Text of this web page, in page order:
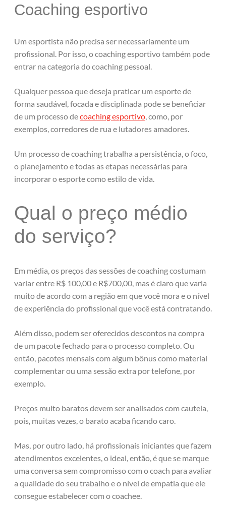
Coaching esportivo
Um esportista não precisa ser necessariamente um
profissional. Por isso, o coaching esportivo também pode
entrar na categoria do coaching pessoal.
Qualquer pessoa que deseja praticar um esporte de
forma saudável, focada e disciplinada pode se beneficiar
de um processo decoaching esportivo, como, por
exemplos, corredores de rua e lutadores amadores.
Um processo de coaching trabalha a persistência, o foco,
o planejamento e todas as etapas necessárias para
incorporar o esporte como estilo de vida.
Qual o preço médio
do serviço?
Em média, os preços das sessões de coaching costumam
variar entre R$ 100,00 e R$700,00, mas é claro que varia
muito de acordo com a região em que você mora e o nível
de experiência do profissional que você está contratando.
Além disso, podem ser oferecidos descontos na compra
de um pacote fechado para o processo completo. Ou
então, pacotes mensais com algum bônus como material
complementar ou uma sessão extra por telefone, por
exemplo.
Preços muito baratos devem ser analisados com cautela,
pois, muitas vezes, o barato acaba ficando caro.
Mas, por outro lado, há profissionais iniciantes que fazem
atendimentos excelentes, o ideal, então, é que se marque
uma conversa sem compromisso com o coach para avaliar
a qualidade do seu trabalho e o nível de empatia que ele
consegue estabelecer com o coachee.